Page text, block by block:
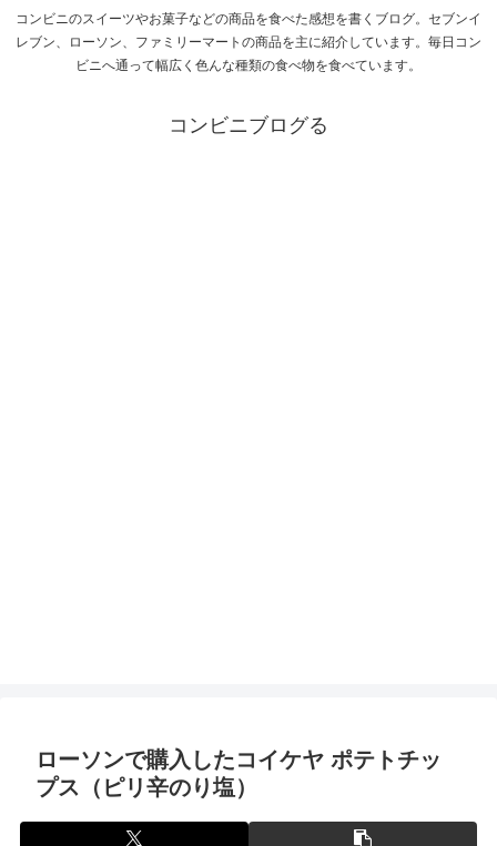
コンビニのスイーツやお菓子などの商品を食べた感想を書くブログ。セブンイ
レブン、ローソン、ファミリーマートの商品を主に紹介しています。毎日コン
ビニへ通って幅広く色んな種類の食べ物を食べています。
コンビニブログる
ローソンで購入したコイケヤ ポテトチッ
プス（ピリ辛のり塩）